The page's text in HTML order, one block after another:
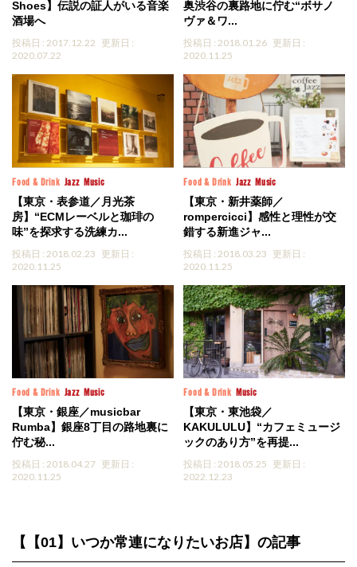
Shoes】伝説の証人がいる音楽
酒場へ
投稿日 : 2017.12.22 更新日 :
2020.07.22
奥渋谷の裏路地に佇む“ボサノ
ヴァ＆ワ...
投稿日 : 2018.01.26 更新日 :
2020.11.25
Food & Drink Jazz Music
【東京・表参道／月光茶
房】“ECMレーベルと珈琲の
味”を探求する洗練カ...
投稿日 : 2018.02.23 更新日 :
2020.11.25
Food & Drink Jazz Music
【東京・新井薬師／
rompercicci】感性と理性が交
錯する新進ジャ...
投稿日 : 2018.03.23 更新日 :
2020.11.25
Food & Drink Jazz Music
【東京・銀座／musicbar
Rumba】銀座8丁目の路地裏に
佇む秘...
投稿日 : 2018.04.27 更新日 :
2020.11.25
Food & Drink Music
【東京・東池袋／
KAKULULU】“カフェミュージ
ックのあり方”を再提...
投稿日 : 2018.05.25 更新日 :
2022.12.23
【【01】いつか常連になりたいお店】の記事